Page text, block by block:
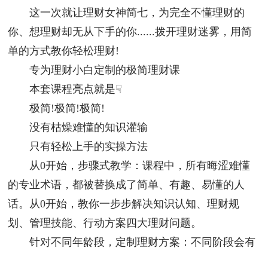
这一次就让理财女神简七，为完全不懂理财的
你、想理财却无从下手的你......拨开理财迷雾，用简
单的方式教你轻松理财!
专为理财小白定制的极简理财课
本套课程亮点就是☟
极简!极简!极简!
没有枯燥难懂的知识灌输
只有轻松上手的实操方法
从0开始，步骤式教学：课程中，所有晦涩难懂
的专业术语，都被替换成了简单、有趣、易懂的人
话。从0开始，教你一步步解决知识认知、理财规
划、管理技能、行动方案四大理财问题。
针对不同年龄段，定制理财方案：不同阶段会有